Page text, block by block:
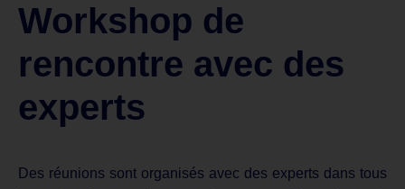
Workshop de
rencontre avec des
experts
Des réunions sont organisés avec des experts dans tous